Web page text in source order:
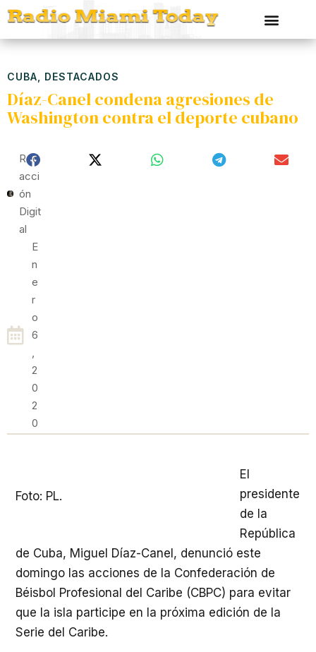
CUBA DESTACADOS
Díaz-Canel condena agresiones de
Washington contra el deporte cubano
Red
Acci
Ón
Digit
Al
E
N
E
R
O
6
,
2
0
2
0
Foto: PL.
El
presidente
de la
República
de Cuba, Miguel Díaz-Canel, denunció este
domingo las acciones de la Confederación de
Béisbol Profesional del Caribe (CBPC) para evitar
que la isla participe en la próxima edición de la
Serie del Caribe.